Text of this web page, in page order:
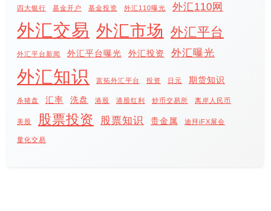
四大银行 基金开户 基金投资 外汇110曝光 外汇110网
外汇交易 外汇市场 外汇平台
外汇平台新闻 外汇平台曝光 外汇投资 外汇曝光
外汇知识 富拓外汇平台 投资 日元 期货知识
杀猪盘 汇率 洗盘 港股 港股红利 炒币交易所 离岸人民币
美股 股票投资 股票知识 贵金属 迪拜iFX展会
量化交易